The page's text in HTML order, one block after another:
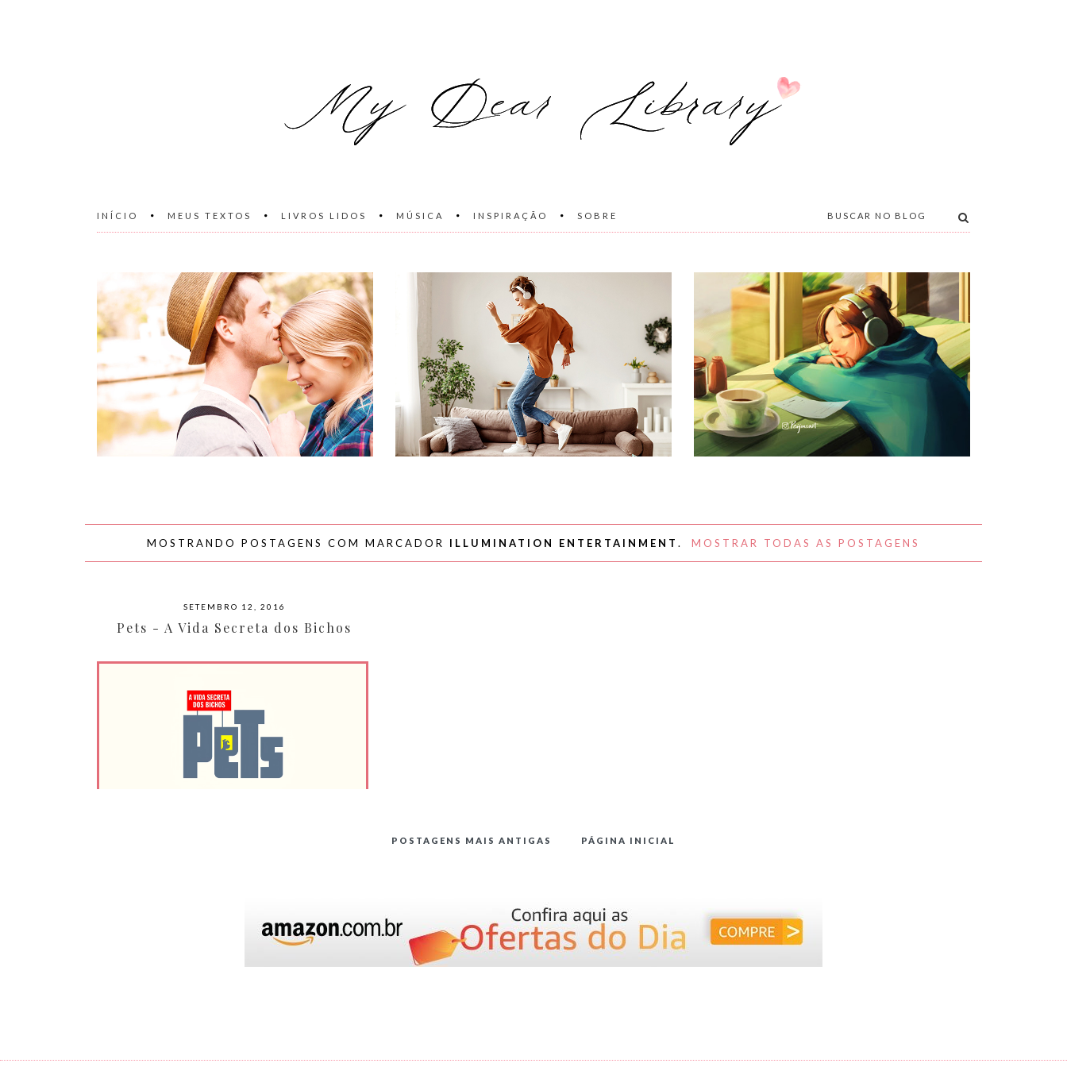
INÍCIO MEUS TEXTOS LIVROS LIDOS MÚSICA INSPIRAÇÃO SOBRE
MÓVEIS E DANÇAR
OBRAS DE PEIJIN YANG
MOSTRANDO POSTAGENS COM MARCADOR ILLUMINATION ENTERTAINMENT . MOSTRAR TODAS AS POSTAGENS
SETEMBRO 12, 2016
Pets - A Vida Secreta dos Bichos
POSTAGENS MAIS ANTIGAS PÁGINA INICIAL